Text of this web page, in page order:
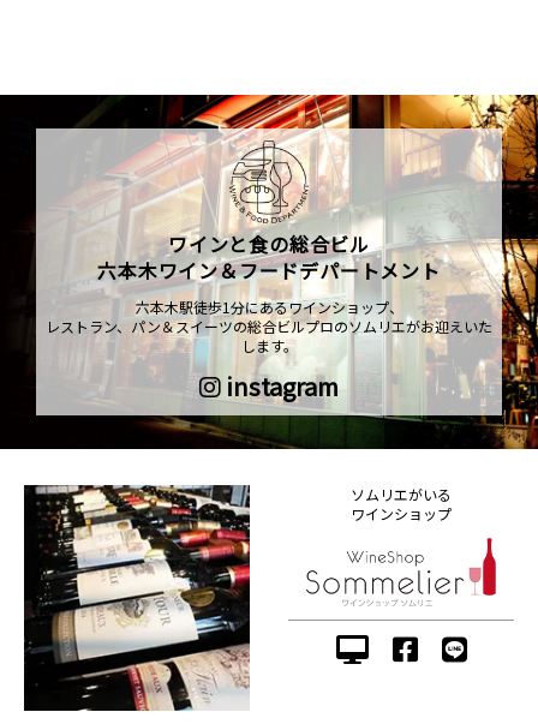
ワインと食の総合ビル
六本木ワイン＆フードデパートメント
六本木駅徒歩1分にあるワインショップ、
レストラン、パン＆スイーツの総合ビルプロのソムリエがお迎えいた
します。
instagram
ソムリエがいる
ワインショップ